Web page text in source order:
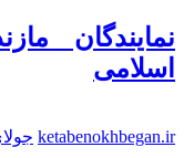
نمایندگان
اسلامی
ketabenokhbegan.ir جولای 11,